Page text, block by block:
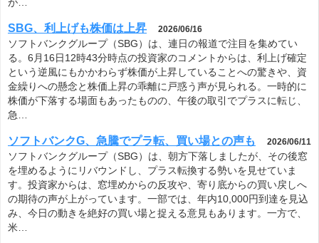
SBG、利上げも株価は上昇 2026/06/16
ソフトバンクグループ（SBG）は、連日の報道で注目を集めてい
る。6月16日12時43分時点の投資家のコメントからは、利上げ確定
という逆風にもかかわらず株価が上昇していることへの驚きや、資
金繰りへの懸念と株価上昇の乖離に戸惑う声が見られる。一時的に
株価が下落する場面もあったものの、午後の取引でプラスに転じ、
急…
ソフトバンクG、急騰でプラ転、買い場との声も 2026/06/11
ソフトバンクグループ（SBG）は、朝方下落しましたが、その後窓
を埋めるようにリバウンドし、プラス転換する勢いを見せていま
す。投資家からは、窓埋めからの反攻や、寄り底からの買い戻しへ
の期待の声が上がっています。一部では、年内10,000円到達を見込
み、今日の動きを絶好の買い場と捉える意見もあります。一方で、
米…